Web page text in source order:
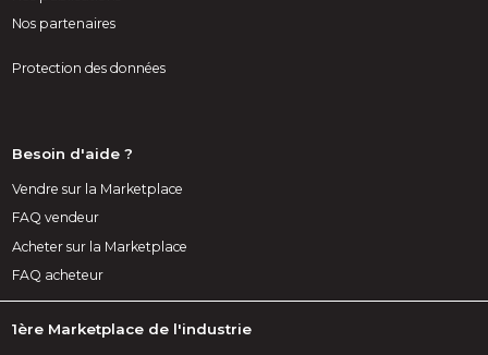
Nos partenaires
Protection des données
Besoin d'aide ?
Vendre sur la Marketplace
FAQ vendeur
Acheter sur la Marketplace
FAQ acheteur
1ère Marketplace de l'industrie